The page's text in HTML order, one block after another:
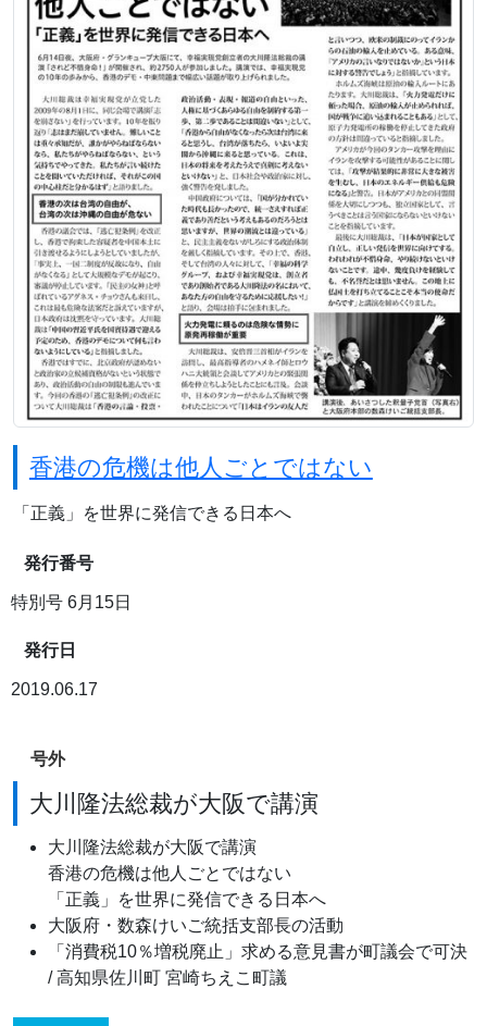
香港の危機は他人ごとではない
「正義」を世界に発信できる日本へ
発行番号
特別号 6月15日
発行日
2019.06.17
号外
大川隆法総裁が大阪で講演
大川隆法総裁が大阪で講演
香港の危機は他人ごとではない
「正義」を世界に発信できる日本へ
大阪府・数森けいご統括支部長の活動
「消費税10％増税廃止」求める意見書が町議会で可決
/ 高知県佐川町 宮崎ちえこ町議